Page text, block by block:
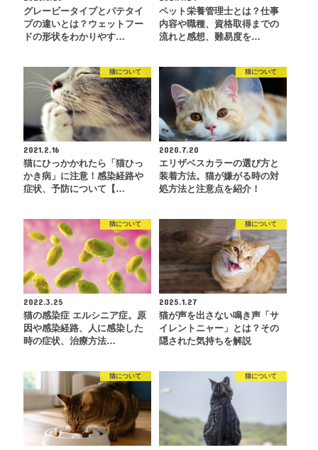
グレービータイプとパテタイ
プの違いとは？ウェットフー
ドの形状をわかりやす…
ペット栄養管理士とは？仕事
内容や職種、資格取得までの
流れと感想、難易度を…
猫について
2021.2.16
猫にひっかかれたら「猫ひっ
かき病」に注意！感染経路や
症状、予防について【…
猫について
2020.7.20
エリザベスカラーの選び方と
装着方法。猫が嫌がる時の対
処方法と注意点を紹介！
猫について
2022.3.25
猫の感染症 エルシニア症。原
因や感染経路、人に感染した
時の症状、治療方法…
猫について
2025.1.27
猫が声を出さない鳴き声「サ
イレントニャー」とは？その
隠された気持ちを解説
猫について 猫について